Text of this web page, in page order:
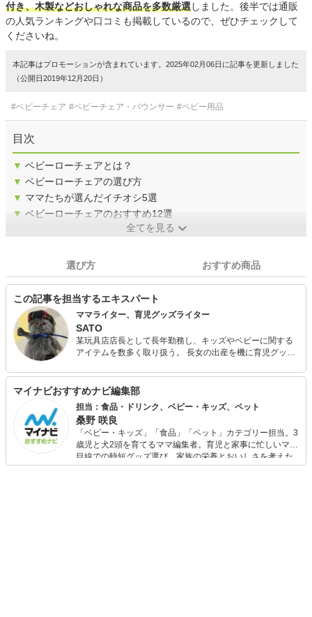
付き、木製などおしゃれな商品を多数厳選しました。後半では通販
の人気ランキングや口コミも掲載しているので、ぜひチェックして
くださいね。
本記事はプロモーションが含まれています。2025年02月06日に記事を更新しました
（公開日2019年12月20日）
#ベビーチェア #ベビーチェア・バウンサー #ベビー用品
目次
▼ ベビーローチェアとは？
▼ ベビーローチェアの選び方
▼ ママたちが選んだイチオシ5選
▼ ベビーローチェアのおすすめ12選
全てを見る
選び方 おすすめ商品
この記事を担当するエキスパート
ママライター、育児グッズライター
SATO
某玩具店店長として長年勤務し、キッズやベビーに関する
アイテムを数多く取り扱う。 長女の出産を機に育児グッズ
の体験談をほかのママたちにも役立ててほしいという思い
から、思いきってライターに転身。 現在は、育児に関する
雑誌やWEB媒体等で活動。 執筆活動を行いながら、女児と
男児の子育てに奮闘中。
マイナビおすすめナビ編集部
担当：食品・ドリンク、ベビー・キッズ、ペット
桑野 咲良
「ベビー・キッズ」「食品」「ペット」カテゴリー担当。3
歳児と犬2頭を育てるママ編集者。育児と家事に忙しいママ
目線での時短グッズ選び、家族の栄養とおいしさを考えた
食品選び、束の間のリラックスタイムを楽しむためのスイ